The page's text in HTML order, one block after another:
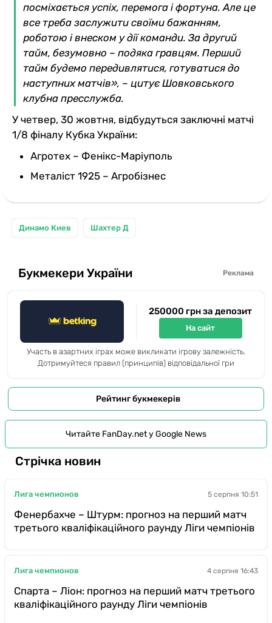
посміхається успіх, перемога і фортуна. Але це
все треба заслужити своїми бажанням,
роботою і внеском у дії команди. За другий
тайм, безумовно – подяка гравцям. Перший
тайм будемо передивлятися, готуватися до
наступних матчів», – цитує Шовковського
клубна пресслужба.
У четвер, 30 жовтня, відбудуться заключні матчі
1/8 фіналу Кубка України:
Агротех – Фенікс-Маріуполь
Металіст 1925 – Агробізнес
Динамо Киев Шахтер Д
Букмекери України Реклама
250000 грн за депозит
На сайт
Участь в азартних іграх може викликати ігрову залежність.
Дотримуйтеся правил (принципів) відповідальної гри
Рейтинг букмекерів
Читайте FanDay.net у Google News
Стрічка новин
Лига чемпионов 5 серпня 10:51
Фенербахче – Штурм: прогноз на перший матч
третього кваліфікаційного раунду Ліги чемпіонів
Лига чемпионов 4 серпня 16:43
Спарта – Ліон: прогноз на перший матч третього
кваліфікаційного раунду Ліги чемпіонів